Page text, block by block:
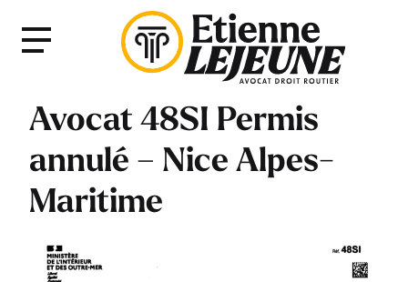
Menu
Avocat 48SI Permis
annulé – Nice Alpes-
Maritime
Fermer